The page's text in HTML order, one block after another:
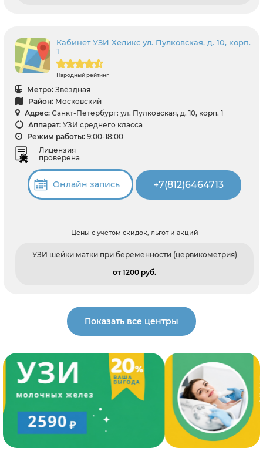
Кабинет УЗИ Хеликс ул. Пулковская, д. 10, корп.
1
Народный рейтинг
Метро: Звёздная
Район: Московский
Адрес: Санкт-Петербург: ул. Пулковская, д. 10, корп. 1
Аппарат: УЗИ среднего класса
Режим работы: 9:00-18:00
Лицензия
проверена
Онлайн запись +7(812)6464713
Цены с учетом скидок, льгот и акций
УЗИ шейки матки при беременности (цервикометрия)
от 1200 pуб.
Показать все центры